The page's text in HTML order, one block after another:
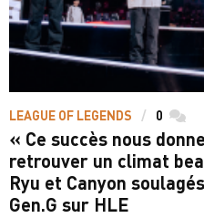
LEAGUE OF LEGENDS 0
« Ce succès nous
retrouver un climat
Ryu et Canyon
Gen.G sur HLE